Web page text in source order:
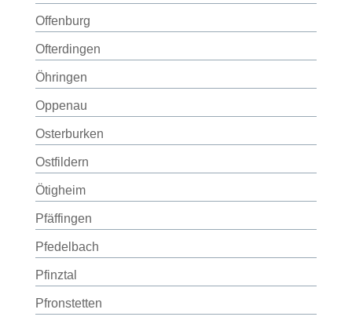
Offenburg
Ofterdingen
Öhringen
Oppenau
Osterburken
Ostfildern
Ötigheim
Pfäffingen
Pfedelbach
Pfinztal
Pfronstetten